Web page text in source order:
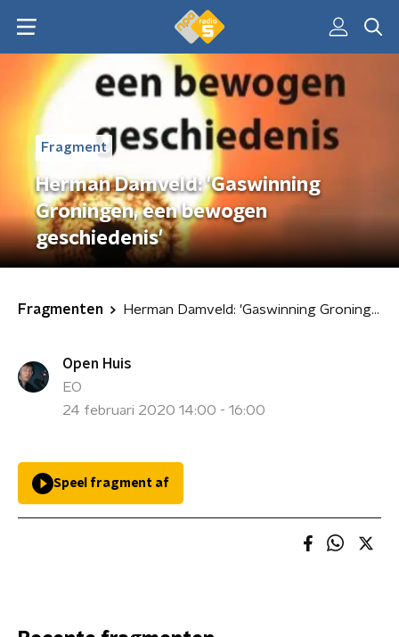
Fragment
Herman Damveld: 'Gaswinning
Groningen, een bewogen
geschiedenis'
Fragmenten Herman Damveld: 'Gaswinning Groningen, een bewogen geschiedenis'
Open Huis
EO
24 februari 2020 14:00 - 16:00
Speel fragment af